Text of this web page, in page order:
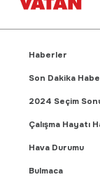
Haberler
Son Dakika
2024 Seçim
Çalışma Hayatı
Hava Durumu
Bulmaca